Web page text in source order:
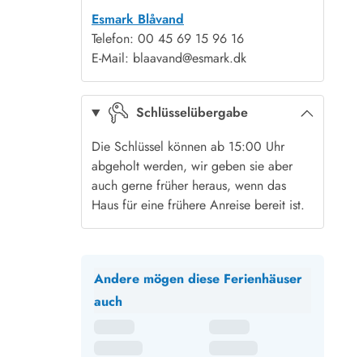
Esmark Blåvand
Telefon: 00 45 69 15 96 16
E-Mail: blaavand@esmark.dk
Schlüsselübergabe
Die Schlüssel können ab 15:00 Uhr
abgeholt werden, wir geben sie aber
auch gerne früher heraus, wenn das
Haus für eine frühere Anreise bereit ist.
Andere mögen diese Ferienhäuser
auch